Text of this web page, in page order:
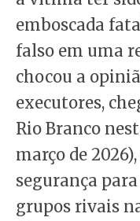
emboscada
falso em uma
chocou a
executores,
Rio Branco
março de
segurança
grupos rivais